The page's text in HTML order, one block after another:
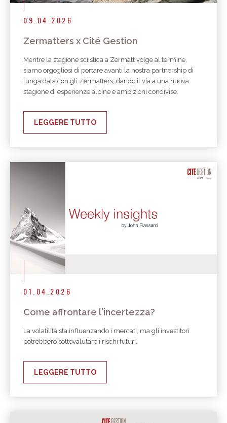
09.04.2026
Zermatters x Cité Gestion
Mentre la stagione sciistica a Zermatt volge al termine,
siamo orgogliosi di portare avanti la nostra partnership di
lunga data con gli Zermatters, dando il via a una nuova
stagione di esperienze alpine e ambizioni condivise.
LEGGERE TUTTO
01.04.2026
Come affrontare l'incertezza?
La volatilità sta influenzando i mercati, ma gli investitori
potrebbero sottovalutare i rischi futuri.
LEGGERE TUTTO